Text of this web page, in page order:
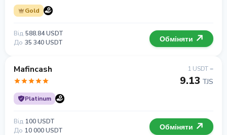
Gold
Від 588.84 USDT
До 35 340 USDT Обміняти
Mafincash
Platinum
1 USDT =
9.13 TJS
Від 100 USDT
До 10 000 USDT Обміняти